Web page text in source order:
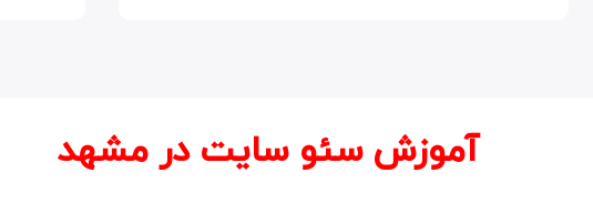
آموزش سئو سایت در مشهد